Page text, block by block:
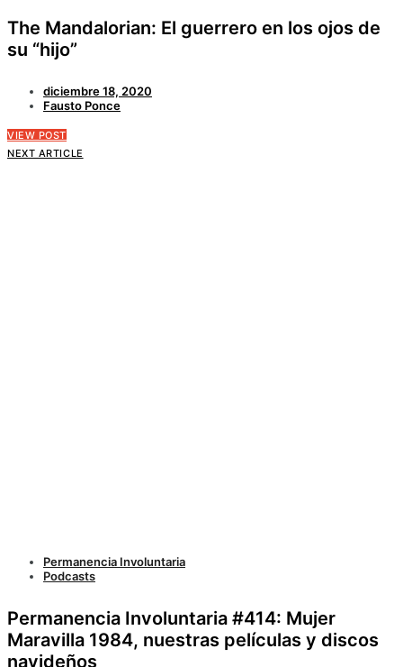
The Mandalorian: El guerrero en los ojos de
su “hijo”
diciembre 18, 2020
Fausto Ponce
VIEW POST
NEXT ARTICLE
Permanencia Involuntaria
Podcasts
Permanencia Involuntaria #414: Mujer
Maravilla 1984, nuestras películas y discos
navideños